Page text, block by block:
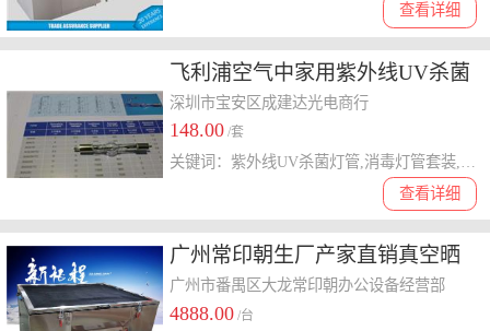
查看详细
飞利浦空气中家用紫外线UV杀菌
灯管,消毒灯管套装TUV15W
深圳市宝安区成建达光电商行
148.00 /套
查看详细
关键词：紫外线UV杀菌灯管,消毒灯管套装,TUV15W
广州常印朝生厂产家直销真空晒
版机 不锈钢晒版机 紫外线晒版机
精密晒版机 晒高要求丝印网版
广州市番禺区大龙常印朝办公设备经营部
4888.00 /台